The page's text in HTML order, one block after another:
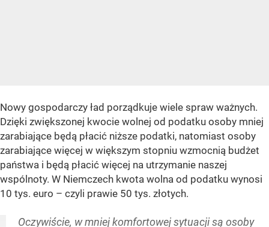
Nowy gospodarczy ład porządkuje wiele spraw ważnych.
Dzięki zwiększonej kwocie wolnej od podatku osoby mniej
zarabiające będą płacić niższe podatki, natomiast osoby
zarabiające więcej w większym stopniu wzmocnią budżet
państwa i będą płacić więcej na utrzymanie naszej
wspólnoty. W Niemczech kwota wolna od podatku wynosi
10 tys. euro – czyli prawie 50 tys. złotych.
Oczywiście, w mniej komfortowej sytuacji są osoby